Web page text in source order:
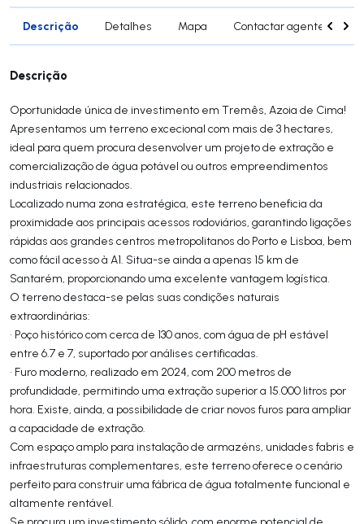
Descrição Detalhes Mapa Contactar agente
Descrição
Oportunidade única de investimento em Tremês, Azoia de Cima!
Apresentamos um terreno excecional com mais de 3 hectares,
ideal para quem procura desenvolver um projeto de extração e
comercialização de água potável ou outros empreendimentos
industriais relacionados.
Localizado numa zona estratégica, este terreno beneficia da
proximidade aos principais acessos rodoviários, garantindo ligações
rápidas aos grandes centros metropolitanos do Porto e Lisboa, bem
como fácil acesso à A1. Situa-se ainda a apenas 15 km de
Santarém, proporcionando uma excelente vantagem logística.
O terreno destaca-se pelas suas condições naturais
extraordinárias:
• Poço histórico com cerca de 130 anos, com água de pH estável
entre 6.7 e 7, suportado por análises certificadas.
• Furo moderno, realizado em 2024, com 200 metros de
profundidade, permitindo uma extração superior a 15.000 litros por
hora. Existe, ainda, a possibilidade de criar novos furos para ampliar
a capacidade de extração.
Com espaço amplo para instalação de armazéns, unidades fabris e
infraestruturas complementares, este terreno oferece o cenário
perfeito para construir uma fábrica de água totalmente funcional e
altamente rentável.